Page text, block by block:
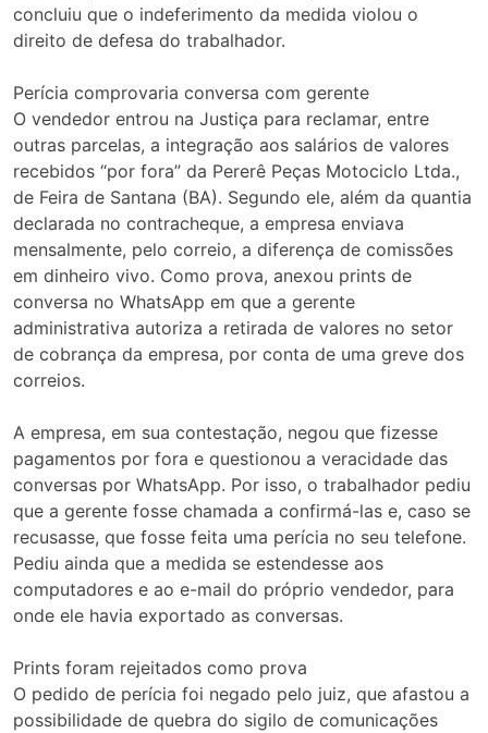
concluiu que o indeferimento da medida violou o
direito de defesa do trabalhador.
Perícia comprovaria conversa com gerente
O vendedor entrou na Justiça para reclamar, entre
outras parcelas, a integração aos salários de valores
recebidos “por fora” da Pererê Peças Motociclo Ltda.,
de Feira de Santana (BA). Segundo ele, além da quantia
declarada no contracheque, a empresa enviava
mensalmente, pelo correio, a diferença de comissões
em dinheiro vivo. Como prova, anexou prints de
conversa no WhatsApp em que a gerente
administrativa autoriza a retirada de valores no setor
de cobrança da empresa, por conta de uma greve dos
correios.
A empresa, em sua contestação, negou que fizesse
pagamentos por fora e questionou a veracidade das
conversas por WhatsApp. Por isso, o trabalhador pediu
que a gerente fosse chamada a confirmá-las e, caso se
recusasse, que fosse feita uma perícia no seu telefone.
Pediu ainda que a medida se estendesse aos
computadores e ao e-mail do próprio vendedor, para
onde ele havia exportado as conversas.
Prints foram rejeitados como prova
O pedido de perícia foi negado pelo juiz, que afastou a
possibilidade de quebra do sigilo de comunicações